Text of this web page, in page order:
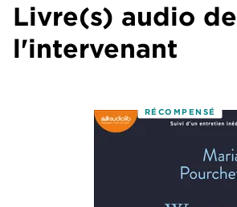
Livre(s) audio de
l'intervenant
RÉCOMPENSÉ